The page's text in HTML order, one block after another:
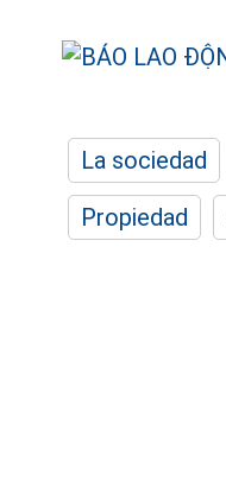
La sociedad
Propiedad